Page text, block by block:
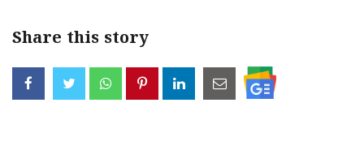
Share this story